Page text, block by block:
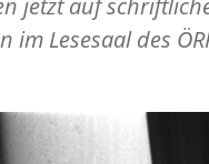
im Lesesaal des